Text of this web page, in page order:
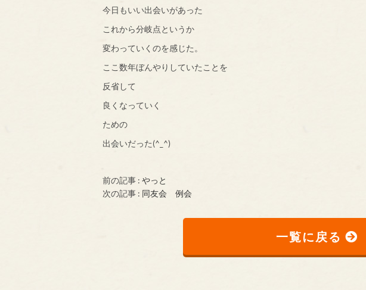
今日もいい出会いがあった
これから分岐点というか
変わっていくのを感じた。
ここ数年ぼんやりしていたことを
反省して
良くなっていく
ための
出会いだった(^_^)
前の記事 : やっと
次の記事 : 同友会 例会
一覧に戻る